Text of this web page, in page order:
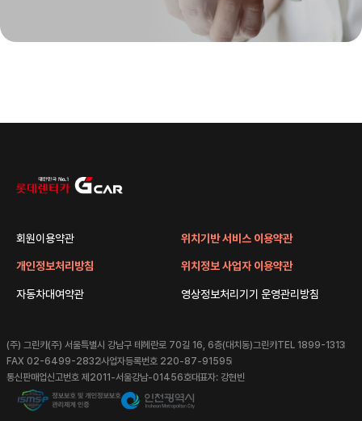
회원이용약관
개인정보처리방침
자동차대여약관
위치기반 서비스 이용약관
위치정보 사업자 이용약관
영상정보처리기기 운영관리방침
(주) 그린카(주) 서울특별시 강남구 테헤란로 70길 16, 6층(대치동)그린카TEL 1899-1313
FAX 02-6499-2832사업자등록번호 220-87-91595
통신판매업신고번호 제2011-서울강남-01456호대표자: 강현빈